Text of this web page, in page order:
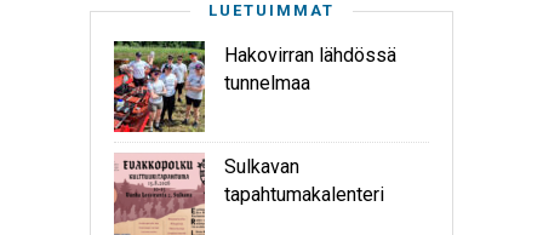
LUETUIMMAT
Hakovirran lähdössä
tunnelmaa
Sulkavan
tapahtumakalenteri